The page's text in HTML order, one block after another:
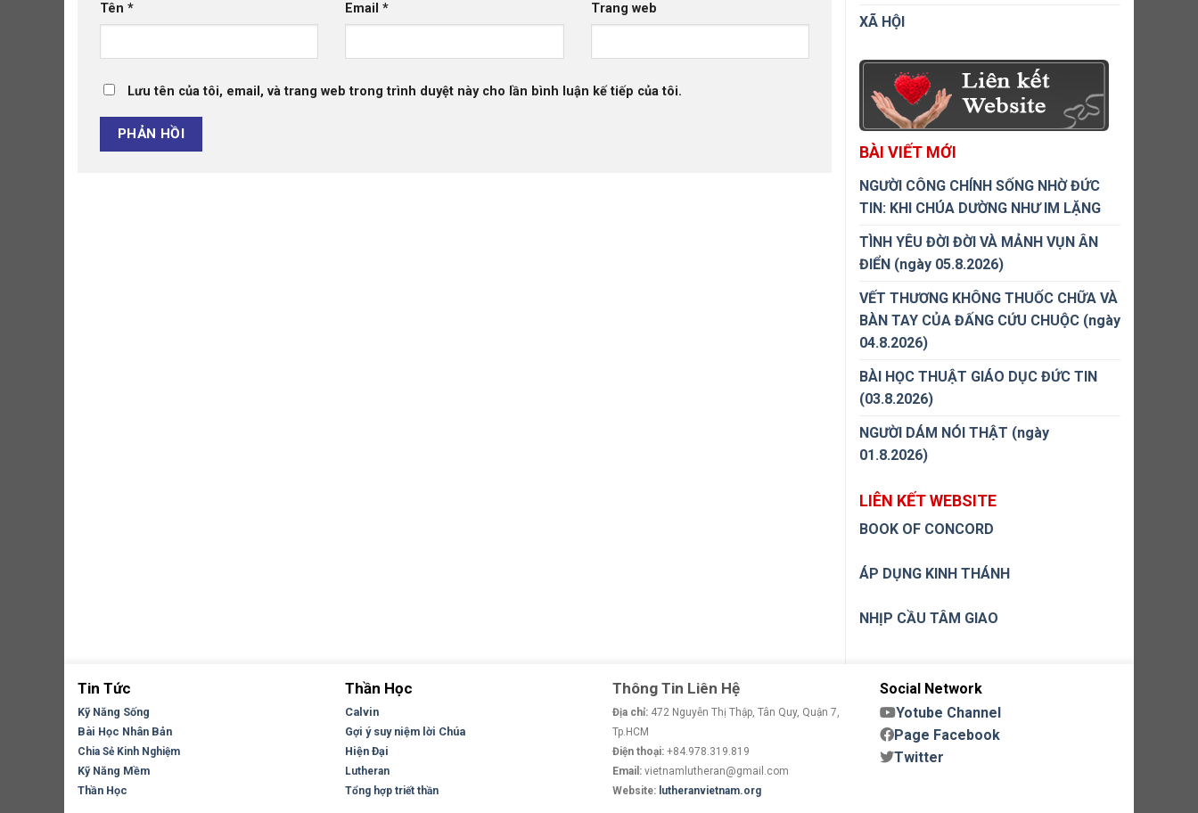
Tên * Email* Trang web
Lưu tên của tôi, email, và trang web trong trình duyệt này cho lần bình luận kế tiếp của tôi.
XÃ HỘI
BÀI VIẾT MỚI
NGƯỜI CÔNG CHÍNH SỐNG NHỜ ĐỨC
TIN: KHI CHÚA DƯỜNG NHƯ IM LẶNG
TÌNH YÊU ĐỜI ĐỜI VÀ MẢNH VỤN ÂN
ĐIỂN (ngày 05.8.2026)
VẾT THƯƠNG KHÔNG THUỐC CHỮA VÀ
BÀN TAY CỦA ĐẤNG CỨU CHUỘC (ngày
04.8.2026)
BÀI HỌC THUẬT GIÁO DỤC ĐỨC TIN
(03.8.2026)
NGƯỜI DÁM NÓI THẬT (ngày
01.8.2026)
LIÊN KẾT WEBSITE
BOOK OF CONCORD
ÁP DỤNG KINH THÁNH
NHỊP CẦU TÂM GIAO
Tin Tức
Kỹ Năng Sống
Bài Học Nhân Bản
Chia Sẻ Kinh Nghiệm
Kỹ Năng Mềm
Thần Học
Thần Học
Calvin
Gợi ý suy niệm lời Chúa
Hiện Đại
Lutheran
Tổng hợp triết thần
Thông Tin Liên Hệ
Địa chỉ: 472 Nguyễn Thị Thập, Tân Quy, Quận 7,
Tp.HCM
Điện thoại: +84.978.319.819
Email: vietnamlutheran@gmail.com
Website: lutheranvietnam.org
Social Network
Yotube Channel
Page Facebook
Twitter